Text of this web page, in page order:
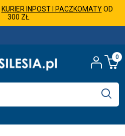
KURIER INPOST I PACZKOMATYOD
300 ZŁ
0